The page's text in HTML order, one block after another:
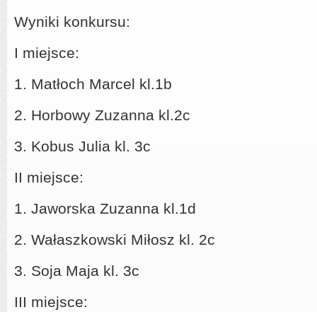
Wyniki konkursu:
I miejsce:
1. Matłoch Marcel kl.1b
2. Horbowy Zuzanna kl.2c
3. Kobus Julia kl. 3c
II miejsce:
1. Jaworska Zuzanna kl.1d
2. Wałaszkowski Miłosz kl. 2c
3. Soja Maja kl. 3c
III miejsce: